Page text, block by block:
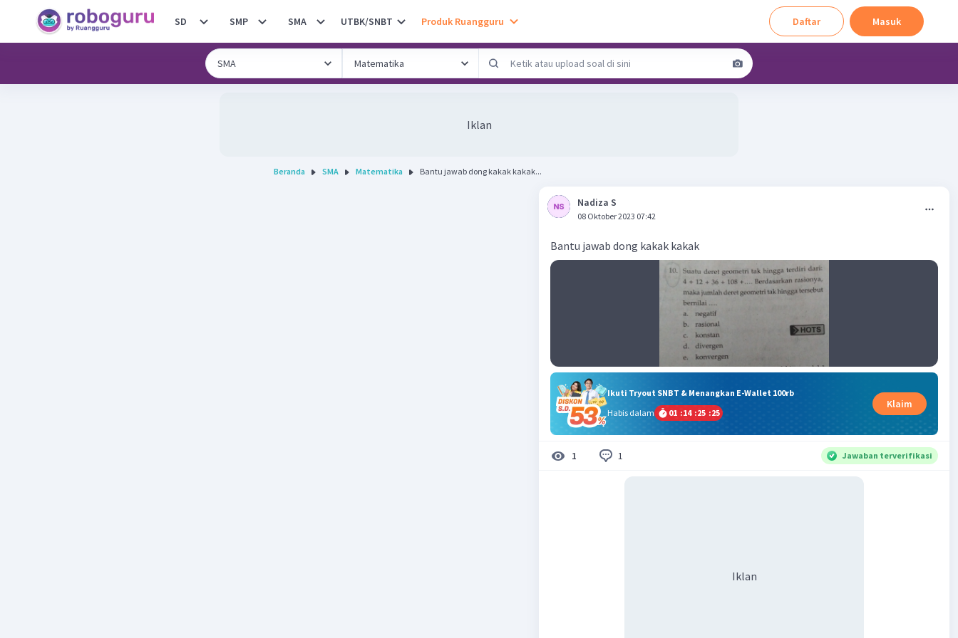
SD SMP SMA UTBK/SNBT Produk Ruangguru Daftar Masuk
Iklan
Beranda SMA Matematika Bantu jawab dong kakak kakak...
Nadiza S
08 Oktober 2023 07:42
Bantu jawab dong kakak kakak
Ikuti Tryout SNBT & Menangkan E-Wallet 100rb
Habis dalam
01 :14 :25 :25
Klaim
1 1 Jawaban terverifikasi
Iklan